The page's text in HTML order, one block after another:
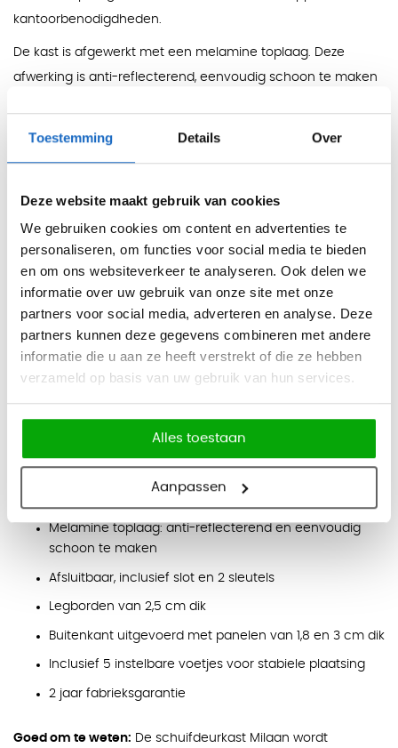
Toestemming Details Over
Deze website maakt gebruik van cookies
We gebruiken cookies om content en advertenties te
personaliseren, om functies voor social media te bieden
en om ons websiteverkeer te analyseren. Ook delen we
informatie over uw gebruik van onze site met onze
partners voor social media, adverteren en analyse. Deze
partners kunnen deze gegevens combineren met andere
informatie die u aan ze heeft verstrekt of die ze hebben
verzameld op basis van uw gebruik van hun services.
Alles toestaan
Aanpassen
kantoorbenodigdheden.
De kast is afgewerkt met een melamine toplaag. Deze
afwerking is anti-reflecterend, eenvoudig schoon te maken
De schuifdeurkast is afsluitbaar en wordt geleverd met twee
sleutels. De buitenzijde is uitgevoerd met panelen van 1,8 en
Kleuren
Wit, grijs, beton, licht eiken, elm en licht noten.
Afmetingen
Hoogte: 214 cm
Dikte legborden: 2,5 cm
Paneeldikte buitenkant: 1,8 / 3 cm
Eigenschappen
Hoge schuifdeurkast van 214 cm hoog
Ruimte voor 5 rijen ordners
Soepel lopende schuifdeuren
Melamine toplaag: anti-reflecterend en eenvoudig
schoon te maken
Afsluitbaar, inclusief slot en 2 sleutels
Legborden van 2,5 cm dik
Buitenkant uitgevoerd met panelen van 1,8 en 3 cm dik
Inclusief 5 instelbare voetjes voor stabiele plaatsing
2 jaar fabrieksgarantie
Goed om te weten: De schuifdeurkast Milaan wordt